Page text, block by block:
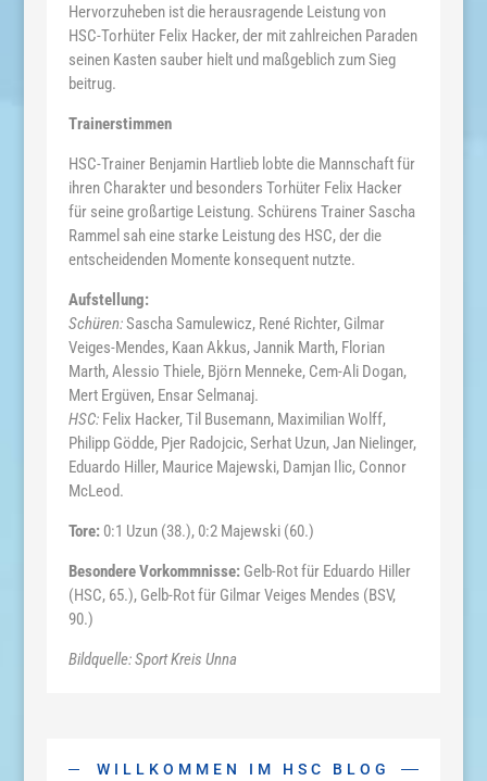
Hervorzuheben ist die herausragende Leistung von
HSC-Torhüter Felix Hacker, der mit zahlreichen Paraden
seinen Kasten sauber hielt und maßgeblich zum Sieg
beitrug.
Trainerstimmen
HSC-Trainer Benjamin Hartlieb lobte die Mannschaft für
ihren Charakter und besonders Torhüter Felix Hacker
für seine großartige Leistung. Schürens Trainer Sascha
Rammel sah eine starke Leistung des HSC, der die
entscheidenden Momente konsequent nutzte.
Aufstellung:
Schüren:Sascha Samulewicz, René Richter, Gilmar
Veiges-Mendes, Kaan Akkus, Jannik Marth, Florian
Marth, Alessio Thiele, Björn Menneke, Cem-Ali Dogan,
Mert Ergüven, Ensar Selmanaj.
HSC:Felix Hacker, Til Busemann, Maximilian Wolff,
Philipp Gödde, Pjer Radojcic, Serhat Uzun, Jan Nielinger,
Eduardo Hiller, Maurice Majewski, Damjan Ilic, Connor
McLeod.
Tore:0:1 Uzun (38.), 0:2 Majewski (60.)
Besondere Vorkommnisse:Gelb-Rot für Eduardo Hiller
(HSC, 65.), Gelb-Rot für Gilmar Veiges Mendes (BSV,
90.)
Bildquelle: Sport Kreis Unna
WILLKOMMEN IM HSC BLOG